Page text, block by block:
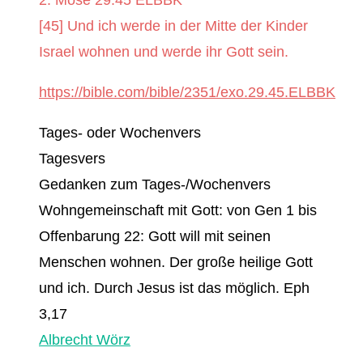
[45] Und ich werde in der Mitte der Kinder
Israel wohnen und werde ihr Gott sein.
https://bible.com/bible/2351/exo.29.45.ELBBK
Tages- oder Wochenvers
Tagesvers
Gedanken zum Tages-/Wochenvers
Wohngemeinschaft mit Gott: von Gen 1 bis
Offenbarung 22: Gott will mit seinen
Menschen wohnen. Der große heilige Gott
und ich. Durch Jesus ist das möglich. Eph
3,17
Albrecht Wörz